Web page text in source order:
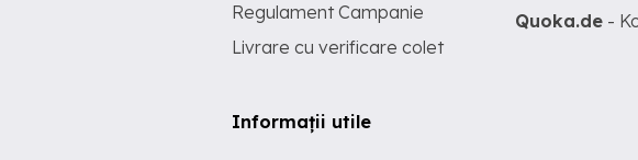
Regulament Campanie
Livrare cu verificare colet
Informații utile
Quoka.de -